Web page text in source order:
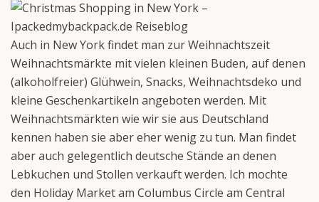
Auch in New York findet man zur Weihnachtszeit
Weihnachtsmärkte mit vielen kleinen Buden, auf denen
(alkoholfreier) Glühwein, Snacks, Weihnachtsdeko und
kleine Geschenkartikeln angeboten werden. Mit
Weihnachtsmärkten wie wir sie aus Deutschland
kennen haben sie aber eher wenig zu tun. Man findet
aber auch gelegentlich deutsche Stände an denen
Lebkuchen und Stollen verkauft werden. Ich mochte
den Holiday Market am Columbus Circle am Central